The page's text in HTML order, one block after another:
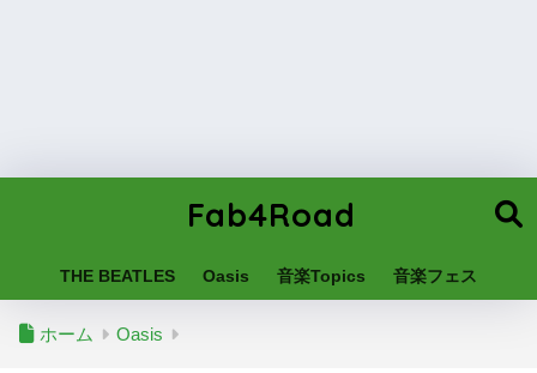
Fab4Road
THE BEATLES Oasis 音楽Topics 音楽フェス
ホーム Oasis